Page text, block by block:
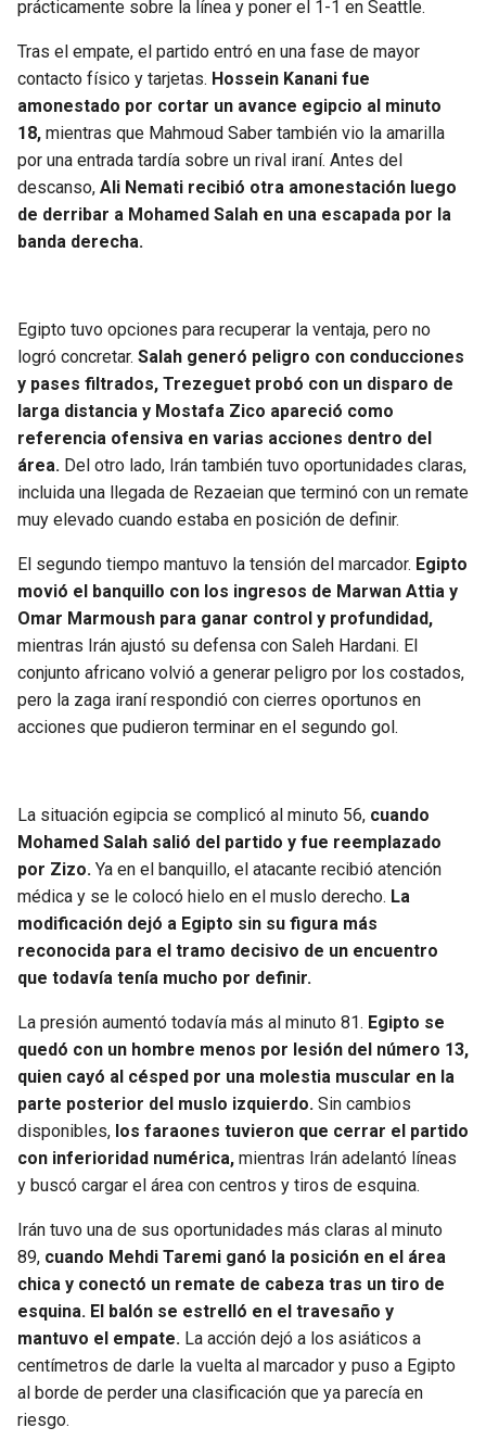
prácticamente sobre la línea y poner el 1-1 en Seattle.
Tras el empate, el partido entró en una fase de mayor
contacto físico y tarjetas. Hossein Kanani fue
amonestado por cortar un avance egipcio al minuto
18, mientras que Mahmoud Saber también vio la amarilla
por una entrada tardía sobre un rival iraní. Antes del
descanso, Ali Nemati recibió otra amonestación luego
de derribar a Mohamed Salah en una escapada por la
banda derecha.
Egipto tuvo opciones para recuperar la ventaja, pero no
logró concretar. Salah generó peligro con conducciones
y pases filtrados, Trezeguet probó con un disparo de
larga distancia y Mostafa Zico apareció como
referencia ofensiva en varias acciones dentro del
área. Del otro lado, Irán también tuvo oportunidades claras,
incluida una llegada de Rezaeian que terminó con un remate
muy elevado cuando estaba en posición de definir.
El segundo tiempo mantuvo la tensión del marcador. Egipto
movió el banquillo con los ingresos de Marwan Attia y
Omar Marmoush para ganar control y profundidad,
mientras Irán ajustó su defensa con Saleh Hardani. El
conjunto africano volvió a generar peligro por los costados,
pero la zaga iraní respondió con cierres oportunos en
acciones que pudieron terminar en el segundo gol.
La situación egipcia se complicó al minuto 56, cuando
Mohamed Salah salió del partido y fue reemplazado
por Zizo. Ya en el banquillo, el atacante recibió atención
médica y se le colocó hielo en el muslo derecho. La
modificación dejó a Egipto sin su figura más
reconocida para el tramo decisivo de un encuentro
que todavía tenía mucho por definir.
La presión aumentó todavía más al minuto 81. Egipto se
quedó con un hombre menos por lesión del número 13,
quien cayó al césped por una molestia muscular en la
parte posterior del muslo izquierdo. Sin cambios
disponibles, los faraones tuvieron que cerrar el partido
con inferioridad numérica, mientras Irán adelantó líneas
y buscó cargar el área con centros y tiros de esquina.
Irán tuvo una de sus oportunidades más claras al minuto
89, cuando Mehdi Taremi ganó la posición en el área
chica y conectó un remate de cabeza tras un tiro de
esquina. El balón se estrelló en el travesaño y
mantuvo el empate. La acción dejó a los asiáticos a
centímetros de darle la vuelta al marcador y puso a Egipto
al borde de perder una clasificación que ya parecía en
riesgo.